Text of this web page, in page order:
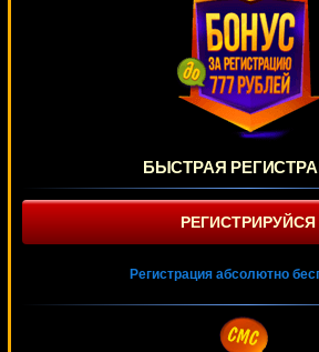
БЫСТРАЯ
РЕГИСТРИРУЙСЯ
Регистрация абсолютно